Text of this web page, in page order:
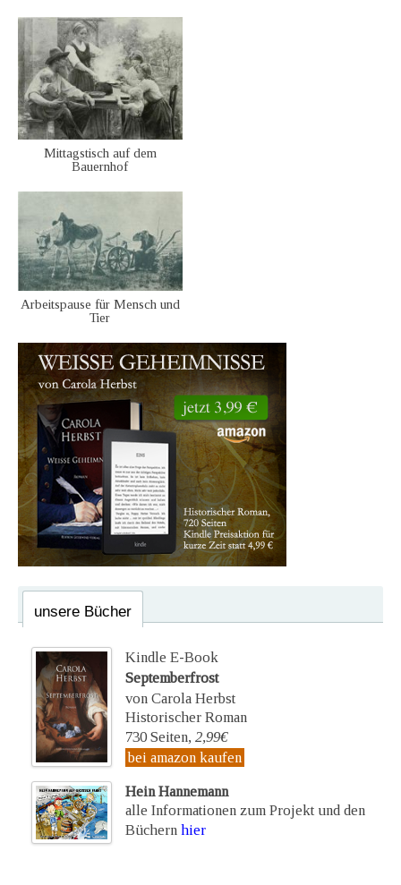
Mittagstisch auf dem
Bauernhof
Arbeitspause für Mensch und
Tier
unsere Bücher
Kindle E-Book
Septemberfrost
von Carola Herbst
Historischer Roman
730 Seiten, 2,99€
bei amazon kaufen
Hein Hannemann
alle Informationen zum Projekt und den
Büchern hier